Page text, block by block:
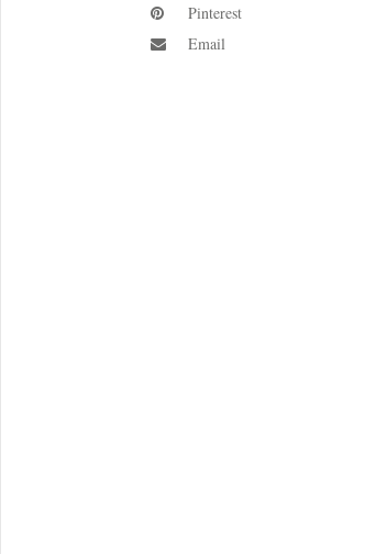
Pinterest
Email